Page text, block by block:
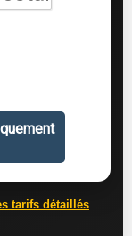
tarifs détaillés